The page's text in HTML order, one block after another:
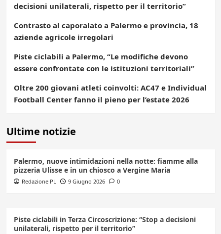
decisioni unilaterali, rispetto per il territorio”
Contrasto al caporalato a Palermo e provincia, 18
aziende agricole irregolari
Piste ciclabili a Palermo, “Le modifiche devono
essere confrontate con le istituzioni territoriali”
Oltre 200 giovani atleti coinvolti: AC47 e Individual
Football Center fanno il pieno per l’estate 2026
Ultime notizie
Palermo, nuove intimidazioni nella notte: fiamme alla
pizzeria Ulisse e in un chiosco a Vergine Maria
Redazione PL 9 Giugno 2026 0
Piste ciclabili in Terza Circoscrizione: “Stop a decisioni
unilaterali, rispetto per il territorio”